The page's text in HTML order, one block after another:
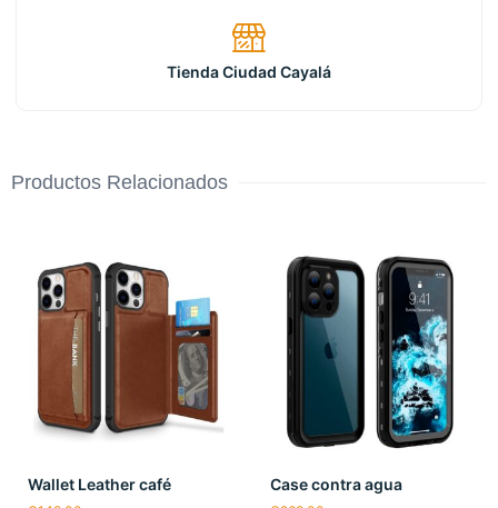
Tienda Ciudad Cayalá
Productos Relacionados
Wallet Leather café Case contra agua